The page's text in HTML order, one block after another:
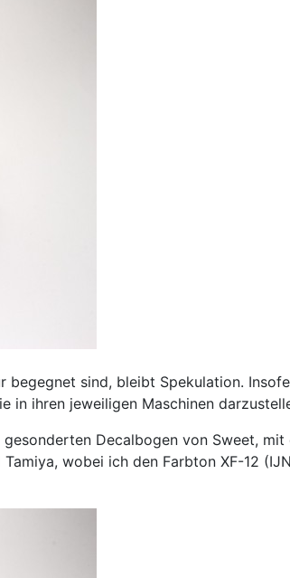
begegnet sind, bleibt Spekulation.
in ihren jeweiligen Maschinen
Decalbogen von Sweet, mit
wobei ich den Farbton XF-12